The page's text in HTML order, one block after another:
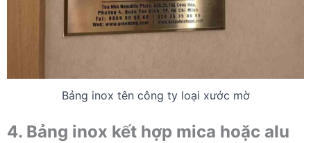
Bảng inox tên công ty loại xước mờ
4. Bảng inox kết hợp mica hoặc alu